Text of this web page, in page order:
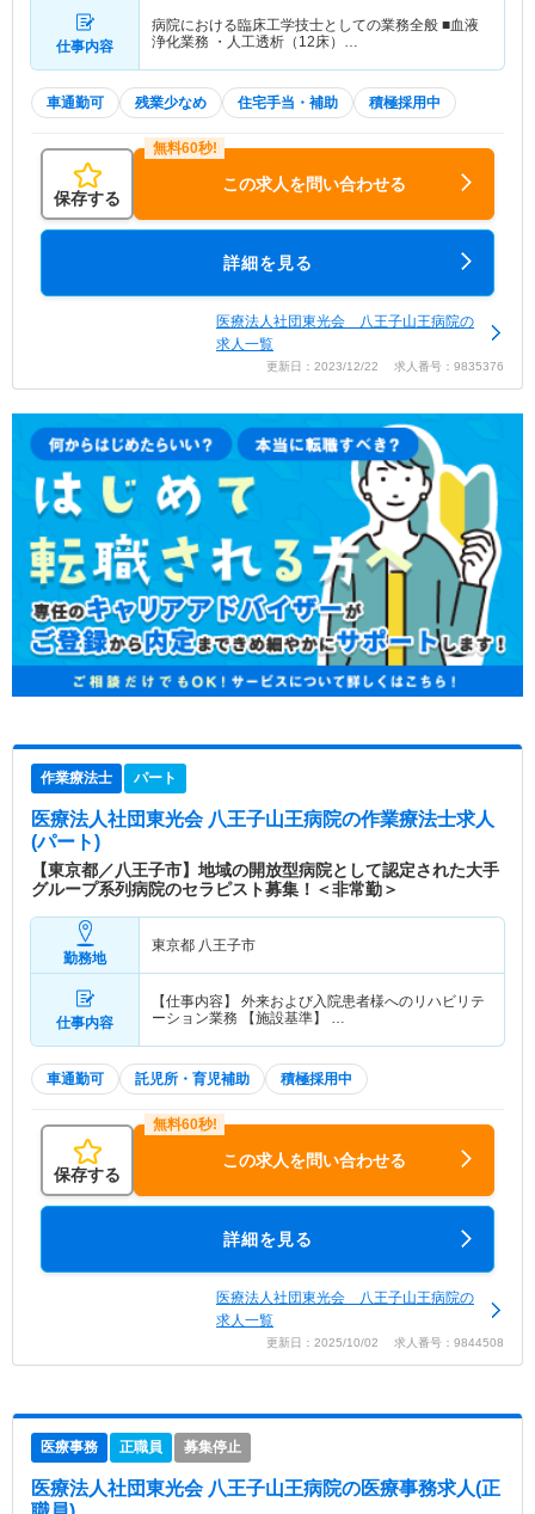
仕事内容
病院における臨床工学技士としての業務全般 ■血液
浄化業務 ・人工透析（12床）…
車通勤可 残業少なめ 住宅手当・補助 積極採用中
保存する
この求人を問い合わせる
詳細を見る
医療法人社団東光会 八王子山王病院の
求人一覧
更新日：2023/12/22 求人番号：9835376
作業療法士 パート
医療法人社団東光会 八王子山王病院の作業療法士求人
(パート)
【東京都／八王子市】地域の開放型病院として認定された大手
グループ系列病院のセラピスト募集！＜非常勤＞
勤務地
東京都 八王子市
仕事内容
【仕事内容】 外来および入院患者様へのリハビリテ
ーション業務 【施設基準】 …
車通勤可 託児所・育児補助 積極採用中
保存する
この求人を問い合わせる
詳細を見る
医療法人社団東光会 八王子山王病院の
求人一覧
更新日：2025/10/02 求人番号：9844508
医療事務 正職員 募集停止
医療法人社団東光会 八王子山王病院の医療事務求人(正